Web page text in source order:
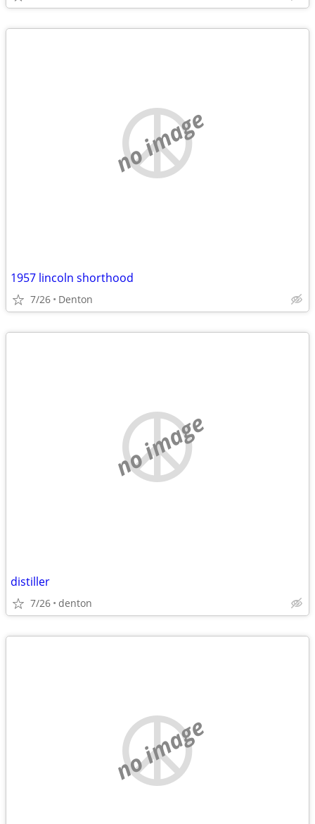
no image
1957 lincoln shorthood
7/26 Denton
no image
distiller
7/26 denton
no image